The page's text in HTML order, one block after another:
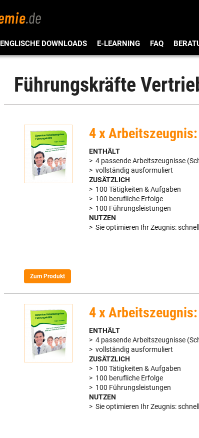
ENGLISCHE DOWNLOADS E-LEARNING FAQ
Führungskräfte
4 x
ENTHÄLT
> 4 passende Arbeitszeugnisse
> vollständig ausformuliert
ZUSÄTZLICH
> 100 Tätigkeiten & Aufgaben
> 100 berufliche Erfolge
> 100 Führungsleistungen
NUTZEN
> Sie optimieren Ihr Zeugnis:
Zum Produkt
4 x
ENTHÄLT
> 4 passende Arbeitszeugnisse
> vollständig ausformuliert
ZUSÄTZLICH
> 100 Tätigkeiten & Aufgaben
> 100 berufliche Erfolge
> 100 Führungsleistungen
NUTZEN
> Sie optimieren Ihr Zeugnis: